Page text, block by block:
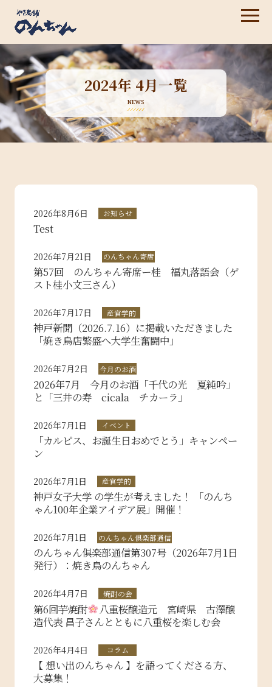
2024年 4月一覧
NEWS
2026年8月6日 お知らせ
Test
2026年7月21日 のんちゃん寄席
第57回 のんちゃん寄席ー桂 福丸落語会（ゲ
スト桂小文三さん）
2026年7月17日 産官学的
神戸新聞（2026.7.16）に掲載いただきました
「焼き鳥店繁盛へ大学生奮闘中」
2026年7月2日 今月のお酒
2026年7月 今月のお酒「千代の光 夏純吟」
と「三井の寿 cicala チカーラ」
2026年7月1日 イベント
「カルピス、お誕生日おめでとう」キャンペー
ン
2026年7月1日 産官学的
神戸女子大学 の学生が考えました！ 「のんち
ゃん100年企業アイデア展」開催！
2026年7月1日 のんちゃん倶楽部通信
のんちゃん俱楽部通信第307号（2026年7月1日
発行）：焼き鳥のんちゃん
2026年4月7日 焼酎の会
第6回芋焼酎
八重桜醸造元 宮崎県 古澤醸
造代表 昌子さんとともに八重桜を楽しむ会
2026年4月4日 コラム
【 想い出のんちゃん 】を語ってくださる方、
大募集！